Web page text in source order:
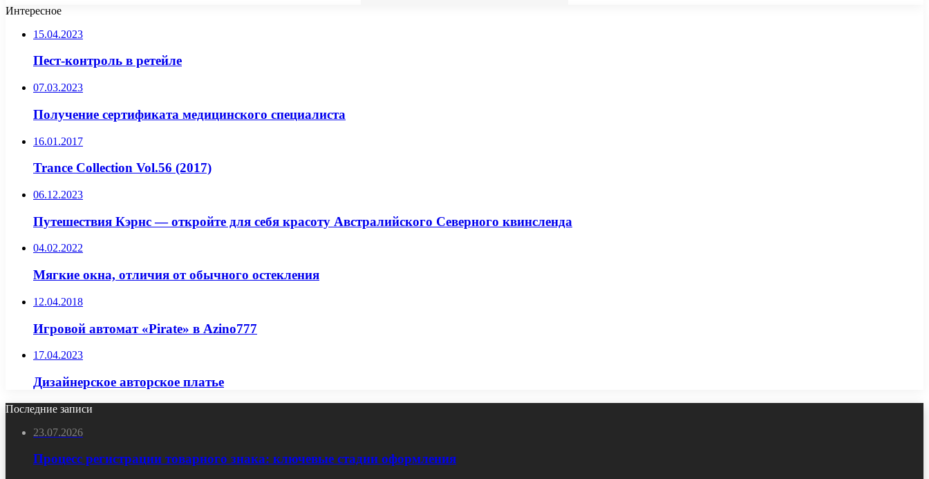
Интересное
15.04.2023
Пест-контроль в ретейле
07.03.2023
Получение сертификата медицинского специалиста
16.01.2017
Trance Collection Vol.56 (2017)
06.12.2023
Путешествия Кэрнс — откройте для себя красоту Австралийского Северного квинсленда
04.02.2022
Мягкие окна, отличия от обычного остекления
12.04.2018
Игровой автомат «Pirate» в Azino777
17.04.2023
Дизайнерское авторское платье
Последние записи
23.07.2026
Процесс регистрации товарного знака: ключевые стадии оформления